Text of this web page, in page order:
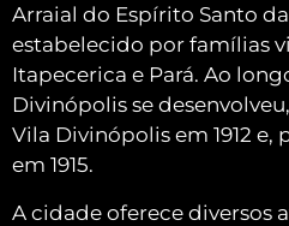
Arraial do Espírito Santo
estabelecido por famílias
Itapecerica e Pará. Ao
Divinópolis se
Vila Divinópolis em 1912
em 1915.
A cidade oferece diversos